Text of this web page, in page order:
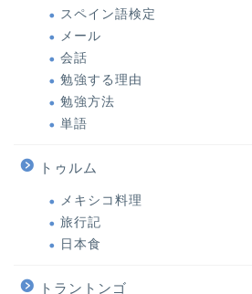
スペイン語検定
メール
会話
勉強する理由
勉強方法
単語
トゥルム
メキシコ料理
旅行記
日本食
トラントンゴ